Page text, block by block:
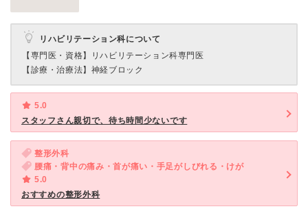
リハビリテーション科について
【専門医・資格】
リハビリテーション科専門医
【診療・治療法】 神経ブロック
5.0
スタッフさん親切で、待ち時間少ないです
整形外科
腰痛・背中の痛み・首が痛い・手足がしびれる・けが
5.0
おすすめの整形外科